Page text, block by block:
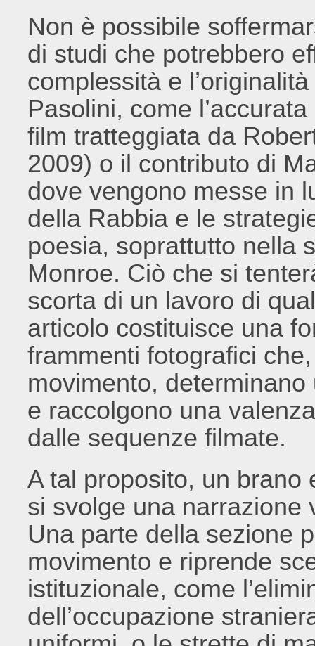
Non è possibile
di studi che potrebbero
complessità e
Pasolini, come
film tratteggiata da
2009) o il contributo di
dove vengono messe in
della Rabbia e le
poesia, soprattutto nella
Monroe. Ciò che si
scorta di un lavoro di
articolo costituisce una
frammenti fotografici
movimento,
e raccolgono una
dalle sequenze filmate.
A tal proposito, un brano
si svolge una narrazione
Una parte della sezione
movimento e riprende
istituzionale, come
dell’occupazione